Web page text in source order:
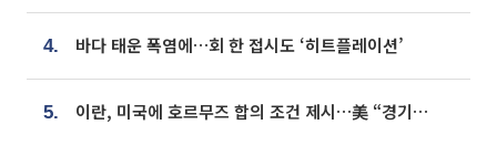
4. 바다 태운 폭염에…회 한 접시도 ‘히트플레이션’
5. 이란, 미국에 호르무즈 합의 조건 제시…美 “경기 아직 안 끝나” [종합]